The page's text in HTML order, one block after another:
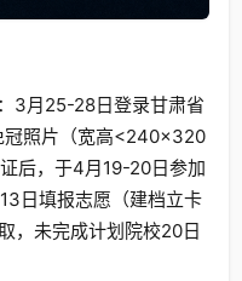
3月25-28日登录甘肃省
冠照片（宽高<240×320
后，于4月19-20日参加
日填报志愿（建档立卡
，未完成计划院校20日